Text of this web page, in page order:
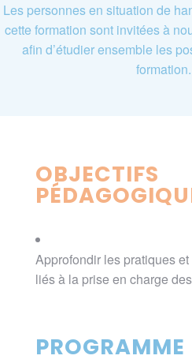
Les personnes en situation de
cette formation sont invitées à
afin d’étudier ensemble les
formation.
OBJECTIFS
Approfondir les pratiques
liés à la prise en charge
PROGRAMME